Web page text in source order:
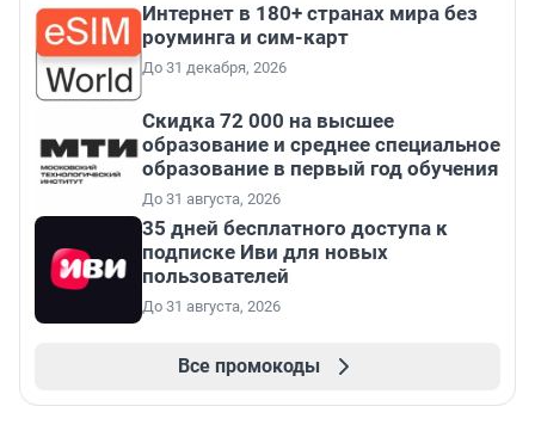
Интернет в 180+ странах мира без
роуминга и сим-карт
До 31 декабря, 2026
Скидка 72 000 на высшее
образование и среднее специальное
образование в первый год обучения
До 31 августа, 2026
35 дней бесплатного доступа к
подписке Иви для новых
пользователей
До 31 августа, 2026
Все промокоды